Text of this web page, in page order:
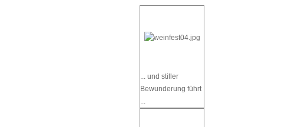
... und stiller
Bewunderung führt
...